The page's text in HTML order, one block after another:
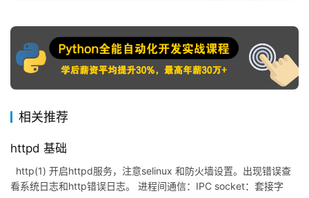
相关推荐
httpd 基础
http(1) 开启httpd服务，注意selinux 和防火墙设置。出现错误查
看系统日志和http错误日志。 进程间通信：IPC socket：套接字